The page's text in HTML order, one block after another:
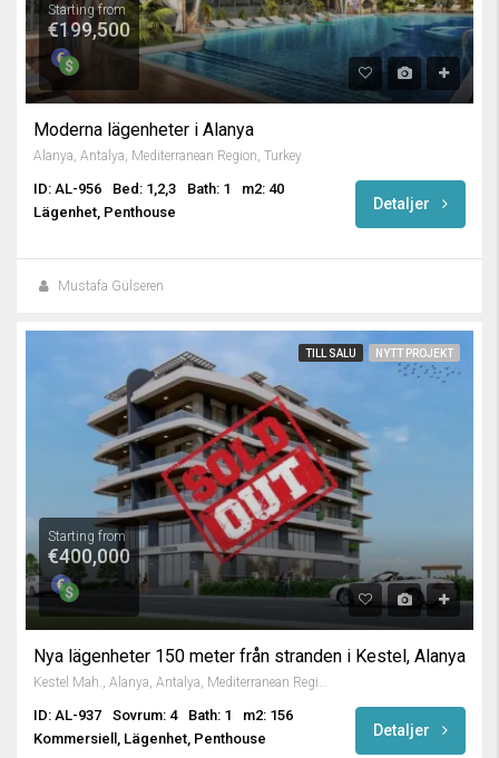
Starting from
€199,500
Moderna lägenheter i Alanya
Alanya, Antalya, Mediterranean Region, Turkey
ID: AL-956 Bed: 1,2,3 Bath: 1
m2: 40
Lägenhet, Penthouse
Detaljer
Mustafa Gülseren
TILL SALU NYTT PROJEKT
Starting from
€400,000
Nya lägenheter 150 meter från stranden i Kestel, Alanya
Kestel Mah., Alanya, Antalya, Mediterranean Region, 07460, Turkey
ID: AL-937 Sovrum: 4 Bath: 1
m2: 156
Kommersiell, Lägenhet, Penthouse
Detaljer